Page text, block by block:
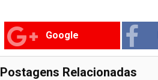
Google
Postagens Relacionadas